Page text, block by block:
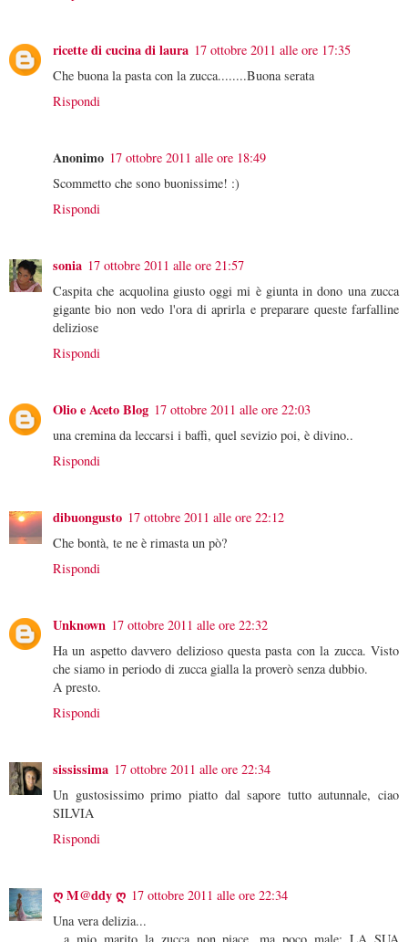
ricette di cucina di laura 17 ottobre 2011 alle ore 17:35
Che buona la pasta con la zucca........Buona serata
Rispondi
Anonimo 17 ottobre 2011 alle ore 18:49
Scommetto che sono buonissime! :)
Rispondi
sonia 17 ottobre 2011 alle ore 21:57
Caspita che acquolina giusto oggi mi è giunta in dono una zucca
gigante bio non vedo l'ora di aprirla e preparare queste farfalline
deliziose
Rispondi
Olio e Aceto Blog 17 ottobre 2011 alle ore 22:03
una cremina da leccarsi i baffi, quel sevizio poi, è divino..
Rispondi
dibuongusto 17 ottobre 2011 alle ore 22:12
Che bontà, te ne è rimasta un pò?
Rispondi
Unknown 17 ottobre 2011 alle ore 22:32
Ha un aspetto davvero delizioso questa pasta con la zucca. Visto
che siamo in periodo di zucca gialla la proverò senza dubbio.
A presto.
Rispondi
sississima 17 ottobre 2011 alle ore 22:34
Un gustosissimo primo piatto dal sapore tutto autunnale, ciao
SILVIA
Rispondi
ღ M@ddy ღ 17 ottobre 2011 alle ore 22:34
Una vera delizia...
...a mio marito la zucca non piace, ma poco male: LA SUA